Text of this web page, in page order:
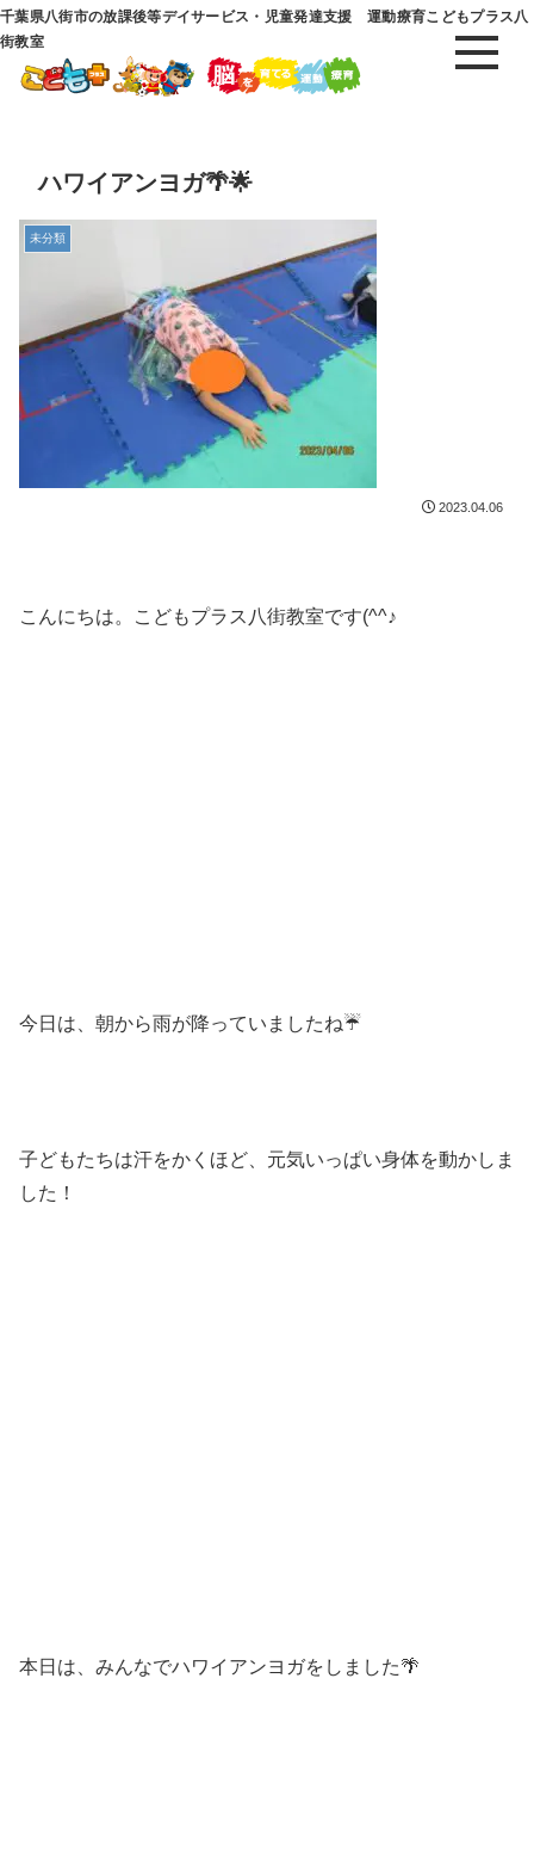
千葉県八街市の放課後等デイサービス・児童発達支援 運動療育こどもプラス八
街教室
ハワイアンヨガ🌴🌟
未分類
2023.04.06
こんにちは。こどもプラス八街教室です(^^♪
今日は、朝から雨が降っていましたね☔
子どもたちは汗をかくほど、元気いっぱい身体を動かしま
した！
本日は、みんなでハワイアンヨガをしました🌴